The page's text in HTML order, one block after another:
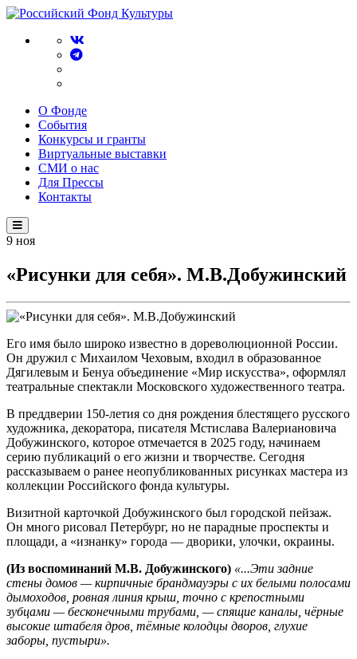
О Фонде
События
Конкурсы и гранты
Виртуальные выставки
СМИ о нас
Для Прессы
Контакты
9 ноя
«Рисунки для себя». М.В.Добужинский
Его имя было широко известно в дореволюционной России.
Он дружил с Михаилом Чеховым, входил в образованное
Дягилевым и Бенуа объединение «Мир искусства», оформлял
театральные спектакли Московского художественного театра.
В преддверии 150-летия со дня рождения блестящего русского
художника, декоратора, писателя Мстислава Валериановича
Добужинского, которое отмечается в 2025 году, начинаем
серию публикаций о его жизни и творчестве. Сегодня
рассказываем о ранее неопубликованных рисунках мастера из
коллекции Российского фонда культуры.
Визитной карточкой Добужинского был городской пейзаж.
Он много рисовал Петербург, но не парадные проспекты и
площади, а «изнанку» города — дворики, улочки, окраины.
(Из воспоминаний М.В. Добужинского) «...Эти задние
стены домов — кирпичные брандмауэры с их белыми полосами
дымоходов, ровная линия крыш, точно с крепостными
зубцами — бесконечными трубами, — спящие каналы, чёрные
высокие штабеля дров, тёмные колодцы дворов, глухие
заборы, пустыри».